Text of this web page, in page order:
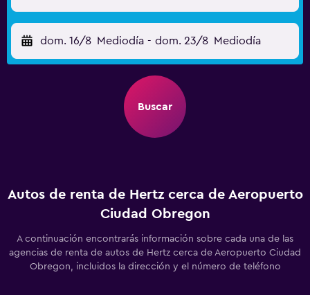
dom. 16/8 Mediodía - dom. 23/8 Mediodía
Buscar
Autos de renta de Hertz cerca de Aeropuerto
Ciudad Obregon
A continuación encontrarás información sobre cada una de las
agencias de renta de autos de Hertz cerca de Aeropuerto Ciudad
Obregon, incluidos la dirección y el número de teléfono